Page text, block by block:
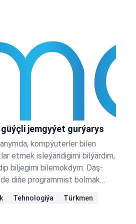
jemgyýet gurýarys
kompýuterler bilen
etmek isleýändigimi bilýärdim,
biljegimi bilemokdym. Daş-
diňe programmist bolmak
ýollaryň meni nirä eltjegini
ýagdaýy meniňki
Tehnologiýa
Türkmen